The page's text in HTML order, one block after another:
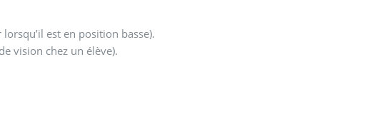
est en position basse).
vision chez un élève).